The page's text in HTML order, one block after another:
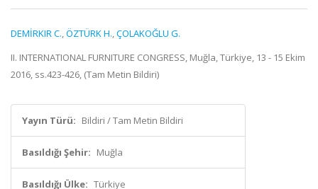
DEMİRKIR C.,ÖZTÜRK H.,ÇOLAKOĞLU G.
II. INTERNATIONAL FURNITURE CONGRESS, Muğla, Türkiye, 13 - 15 Ekim
2016, ss.423-426, (Tam Metin Bildiri)
Yayın Türü: Bildiri / Tam Metin Bildiri
Basıldığı Şehir: Muğla
Basıldığı Ülke: Türkiye